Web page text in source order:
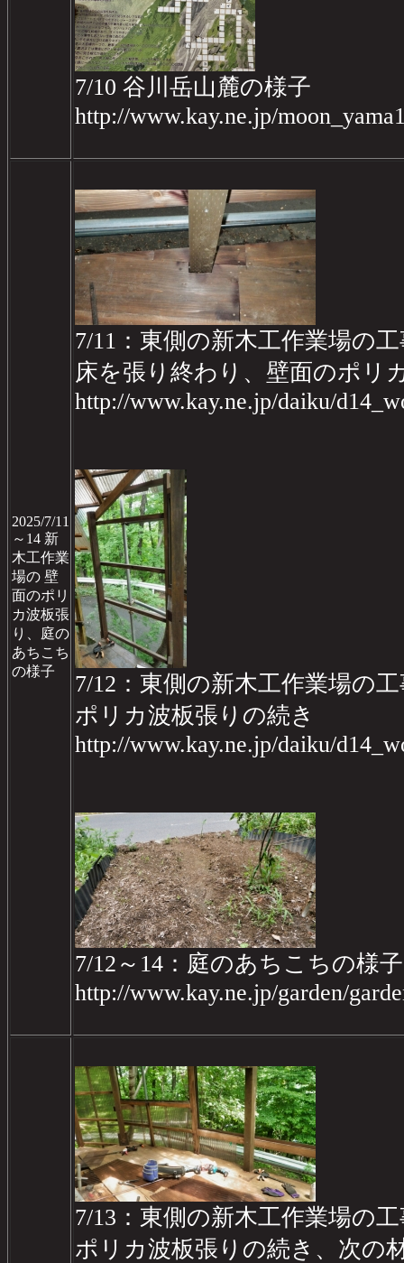
7/10 谷川岳山麓の様子
http://www.kay.ne.jp/
2025/7/11
～14 新
木工作業
場の 壁
面のポリ
カ波板張
り、庭の
あちこち
の様子
7/11：東側の新木工作業場の工
床を張り終わり、壁面のポリ
http://www.kay.ne.jp/daiku/
7/12：東側の新木工作業場の工
ポリカ波板張りの続き
http://www.kay.ne.jp/daiku/
7/12～14：庭のあちこちの様子
http://www.kay.ne.jp/garden/
7/13：東側の新木工作業場の工
ポリカ波板張りの続き、次の